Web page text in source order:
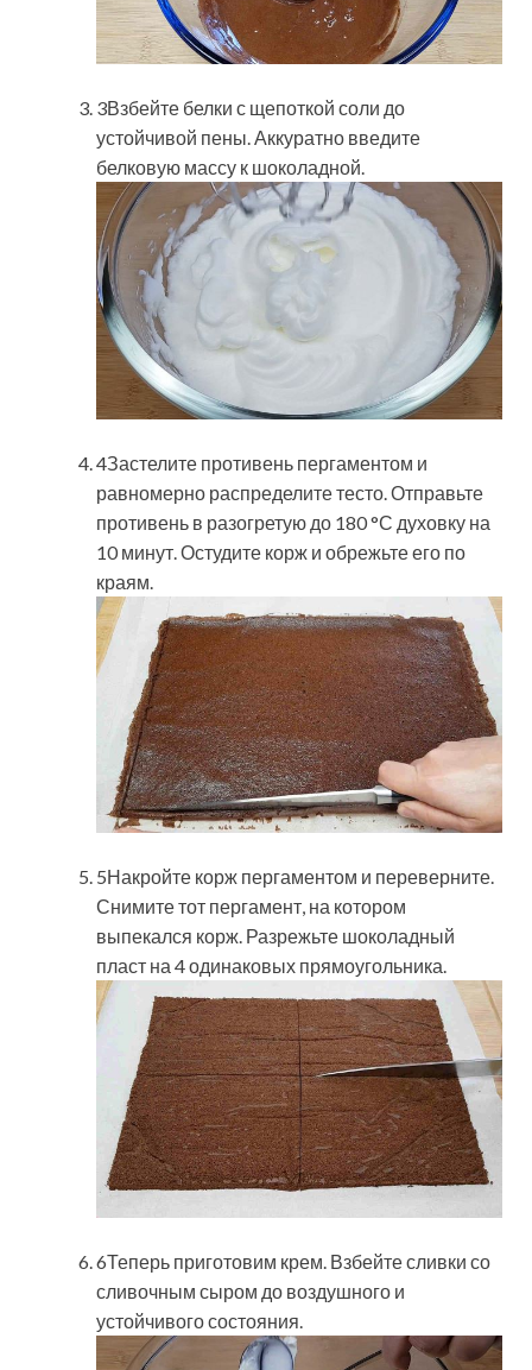
3Взбейте белки с щепоткой соли до
устойчивой пены. Аккуратно введите
белковую массу к шоколадной.
4Застелите противень пергаментом и
равномерно распределите тесто. Отправьте
противень в разогретую до 180 °С духовку на
10 минут. Остудите корж и обрежьте его по
краям.
5Накройте корж пергаментом и переверните.
Снимите тот пергамент, на котором
выпекался корж. Разрежьте шоколадный
пласт на 4 одинаковых прямоугольника.
6Теперь приготовим крем. Взбейте сливки со
сливочным сыром до воздушного и
устойчивого состояния.